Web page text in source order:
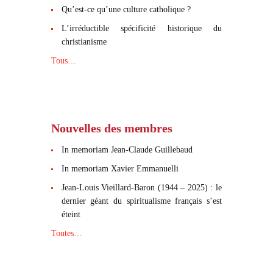
Qu’est-ce qu’une culture catholique ?
L’irréductible spécificité historique du
christianisme
Tous…
Nouvelles des membres
In memoriam Jean-Claude Guillebaud
In memoriam Xavier Emmanuelli
Jean-Louis Vieillard-Baron (1944 – 2025) : le
dernier géant du spiritualisme français s’est
éteint
Toutes…